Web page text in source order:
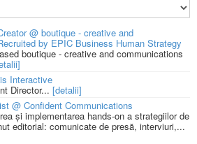
@ boutique - creative and
by EPIC Business Human Strategy
boutique - creative and communications
Interactive
Director... [detalii]
@ Confident Communications
și implementarea hands-on a strategiilor de
editorial: comunicate de presă, interviuri,...